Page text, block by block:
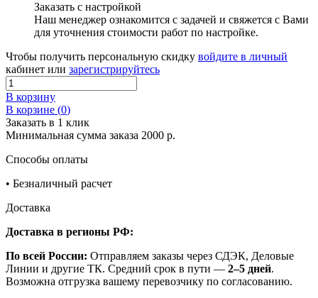
Заказать с настройкой
Наш менеджер ознакомится с задачей и свяжется с Вами
для уточнения стоимости работ по настройке.
Чтобы получить персональную скидку войдите в личный
кабинет или зарегистрируйтесь
В корзину
В корзине (0)
Заказать в 1 клик
Минимальная сумма заказа 2000 р.
Способы оплаты
• Безналичный расчет
Доставка
Доставка в регионы РФ:
По всей России: Отправляем заказы через СДЭК, Деловые
Линии и другие ТК. Средний срок в пути — 2–5 дней.
Возможна отгрузка вашему перевозчику по согласованию.